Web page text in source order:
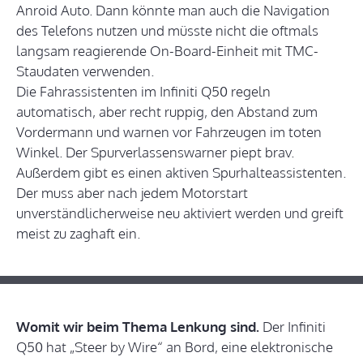
Anroid Auto. Dann könnte man auch die Navigation
des Telefons nutzen und müsste nicht die oftmals
langsam reagierende On-Board-Einheit mit TMC-
Staudaten verwenden.
Die Fahrassistenten im Infiniti Q50 regeln
automatisch, aber recht ruppig, den Abstand zum
Vordermann und warnen vor Fahrzeugen im toten
Winkel. Der Spurverlassenswarner piept brav.
Außerdem gibt es einen aktiven Spurhalteassistenten.
Der muss aber nach jedem Motorstart
unverständlicherweise neu aktiviert werden und greift
meist zu zaghaft ein.
Womit wir beim Thema Lenkung sind. Der Infiniti
Q50 hat „Steer by Wire“ an Bord, eine elektronische